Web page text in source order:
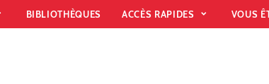
BIBLIOTHÈQUES ACCÈS RAPIDES VOUS